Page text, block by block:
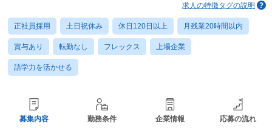
求人の特徴タグの説明
正社員採用 土日祝休み 休日120日以上 月残業20時間以内
賞与あり 転勤なし フレックス 上場企業
語学力を活かせる
募集内容 勤務条件 企業情報 応募の流れ